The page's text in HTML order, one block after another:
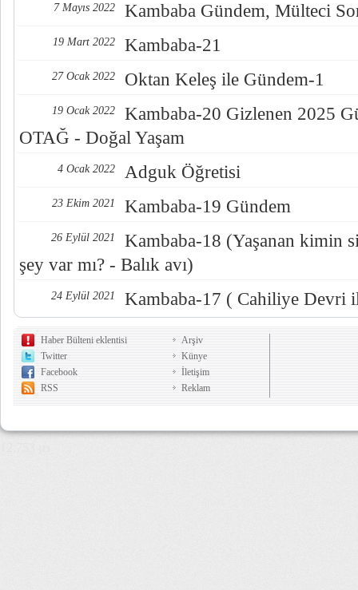
7 Mayıs 2022 Kambaba Gündem, Mülteci
19 Mart 2022 Kambaba-21
27 Ocak 2022 Oktan Keleş ile Gündem-1
19 Ocak 2022
Kambaba-20 Gizlenen 2025
OTAĞ - Doğal Yaşam
4 Ocak 2022 Adguk Öğretisi
23 Ekim 2021 Kambaba-19 Gündem
26 Eylül 2021
Kambaba-18 (Yaşanan kimin
şey var mı? - Balık avı)
24 Eylül 2021 Kambaba-17 ( Cahiliye Devri
Haber Bülteni eklentisi
Twitter
Facebook
RSS
Arşiv
Künye
İletişim
Reklam